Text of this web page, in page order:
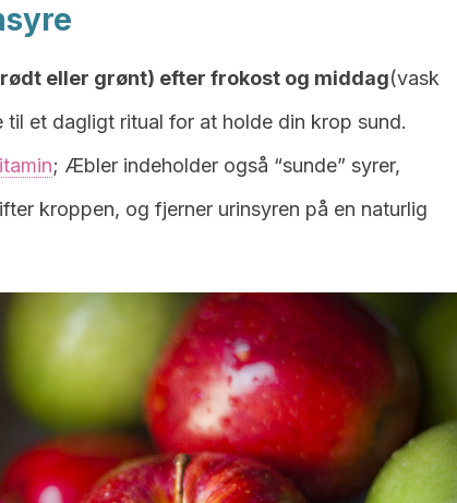
eller grønt) efter frokost og middag(vask
et dagligt ritual for at holde din krop sund.
; Æbler indeholder også “sunde” syrer,
kroppen, og fjerner urinsyren på en naturlig